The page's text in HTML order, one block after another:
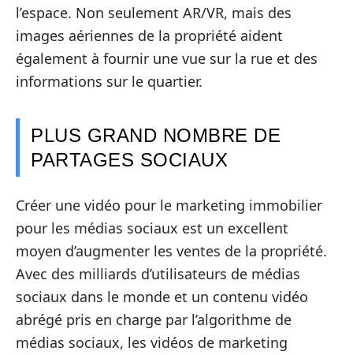
l’espace. Non seulement AR/VR, mais des
images aériennes de la propriété aident
également à fournir une vue sur la rue et des
informations sur le quartier.
PLUS GRAND NOMBRE DE
PARTAGES SOCIAUX
Créer une vidéo pour le marketing immobilier
pour les médias sociaux est un excellent
moyen d’augmenter les ventes de la propriété.
Avec des milliards d’utilisateurs de médias
sociaux dans le monde et un contenu vidéo
abrégé pris en charge par l’algorithme de
médias sociaux, les vidéos de marketing